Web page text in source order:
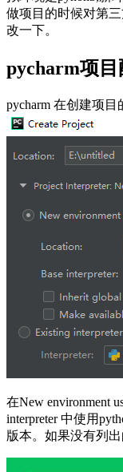
做项目的时候对第
改一下。
pycharm项
pycharm 在创建项
在New environment
interpreter 中使用
版本。如果没有列